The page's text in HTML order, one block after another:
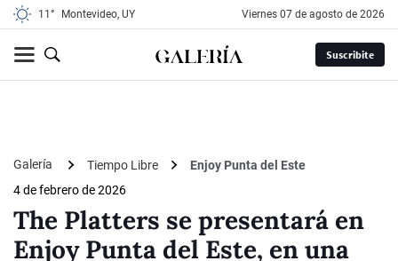
11° Montevideo, UY viernes 07 de agosto de 2026
Suscribite
Galería Tiempo Libre
Enjoy Punta del Este
4 de febrero de 2026
The Platters se presentará en
Enjoy Punta del Este, en una